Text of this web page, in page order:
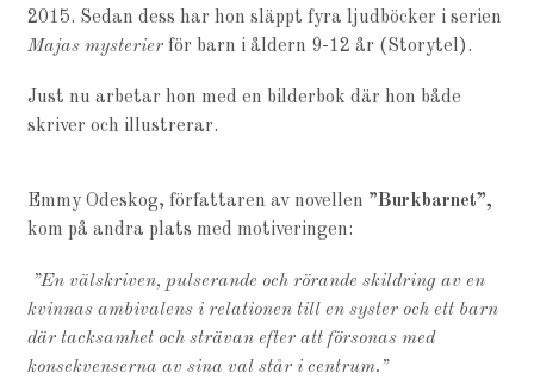
2015. Sedan dess har hon släppt fyra ljudböcker i serien
Majas mysterier för barn i åldern 9-12 år (Storytel).
Just nu arbetar hon med en bilderbok där hon både
skriver och illustrerar.
Emmy Odeskog, författaren av novellen ”Burkbarnet”,
kom på andra plats med motiveringen:
”En välskriven, pulserande och rörande skildring av en
kvinnas ambivalens i relationen till en syster och ett barn
där tacksamhet och strävan efter att försonas med
konsekvenserna av sina val står i centrum.”